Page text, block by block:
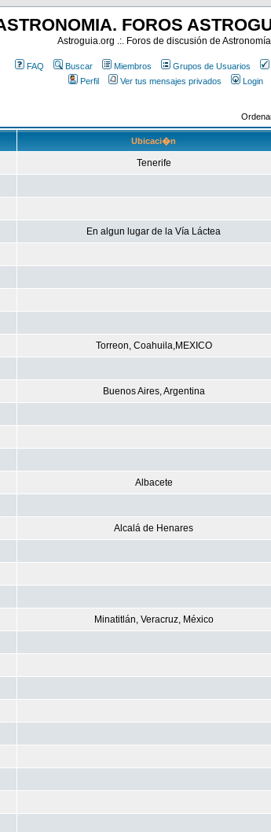
FOROS
Astroguia.org .:. Foros de discusión de Astronomía
FAQ Buscar Miembros Grupos de Usuarios
Perfil
Ver tus mensajes privados Login
Ubicaci�n
Tenerife
En algun lugar de la Vía Láctea
Torreon, Coahuila,MEXICO
Buenos Aires, Argentina
Albacete
Alcalá de Henares
Minatitlán, Veracruz, México